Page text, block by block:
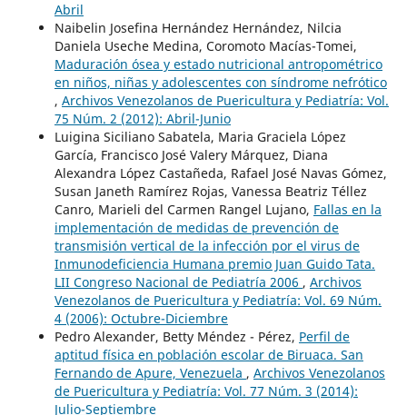
Abril
Naibelin Josefina Hernández Hernández, Nilcia
Daniela Useche Medina, Coromoto Macías-Tomei,
Maduración ósea y estado nutricional antropométrico
en niños, niñas y adolescentes con síndrome nefrótico
, Archivos Venezolanos de Puericultura y Pediatría: Vol.
75 Núm. 2 (2012): Abril-Junio
Luigina Siciliano Sabatela, Maria Graciela López
García, Francisco José Valery Márquez, Diana
Alexandra López Castañeda, Rafael José Navas Gómez,
Susan Janeth Ramírez Rojas, Vanessa Beatriz Téllez
Canro, Marieli del Carmen Rangel Lujano, Fallas en la
implementación de medidas de prevención de
transmisión vertical de la infección por el virus de
Inmunodeficiencia Humana premio Juan Guido Tata.
LII Congreso Nacional de Pediatría 2006 , Archivos
Venezolanos de Puericultura y Pediatría: Vol. 69 Núm.
4 (2006): Octubre-Diciembre
Pedro Alexander, Betty Méndez - Pérez, Perfil de
aptitud física en población escolar de Biruaca. San
Fernando de Apure, Venezuela , Archivos Venezolanos
de Puericultura y Pediatría: Vol. 77 Núm. 3 (2014):
Julio-Septiembre